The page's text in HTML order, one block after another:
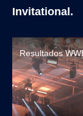
Invitational.
Resultados